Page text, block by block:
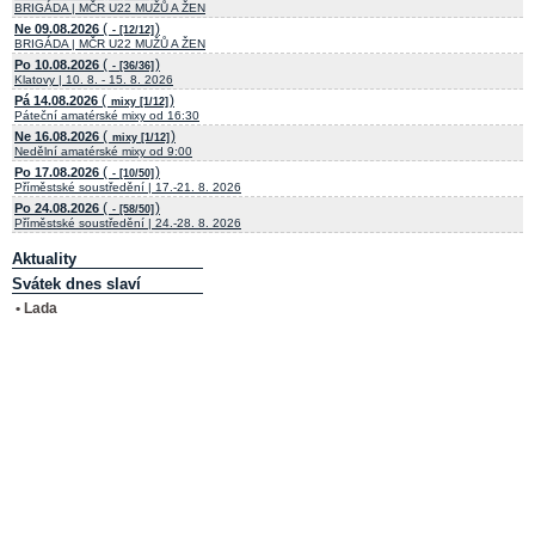
BRIGÁDA | MČR U22 MUŽŮ A ŽEN
Ne 09.08.2026 ( - [12/12] )
BRIGÁDA | MČR U22 MUŽŮ A ŽEN
Po 10.08.2026 ( - [36/36] )
Klatovy | 10. 8. - 15. 8. 2026
Pá 14.08.2026 ( mixy [1/12] )
Páteční amatérské mixy od 16:30
Ne 16.08.2026 ( mixy [1/12] )
Nedělní amatérské mixy od 9:00
Po 17.08.2026 ( - [10/50] )
Příměstské soustředění | 17.-21. 8. 2026
Po 24.08.2026 ( - [58/50] )
Příměstské soustředění | 24.-28. 8. 2026
Aktuality
Svátek dnes slaví
• Lada